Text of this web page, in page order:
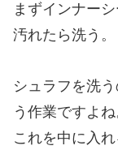
まずインナー
汚れたら洗う。
シュラフを洗
う作業ですよね
これを中に入